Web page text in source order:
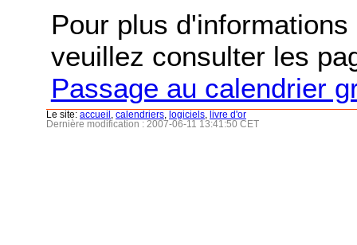
Pour plus
veuillez consulter les
Passage au calendrier
Le site: accueil calendriers logiciels
livre d'or
Dernière modification : 2007-06-11 13:41:50 CET